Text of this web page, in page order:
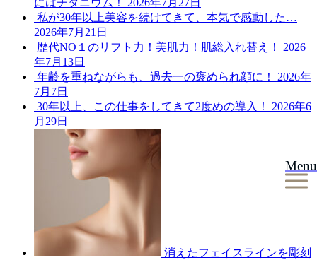
Menu
にはチタニウム！
2026年7月27日
私が30年以上美容を続けてきて、本気で感動した…
2026年7月21日
歴代NO１のリフト力！美肌力！肌総入れ替え！
2026
年7月13日
年齢を重ねながらも、過去一の褒められ顔に！
2026年
7月7日
30年以上、この仕事をしてきて2度めの導入！
2026年6
月29日
消えたフェイスラインを彫刻